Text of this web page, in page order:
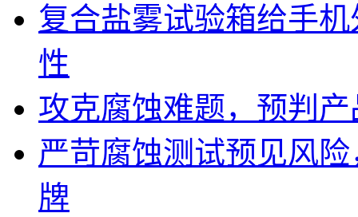
复合盐雾试验箱给手
性
攻克腐蚀难题，预判
严苛腐蚀测试预见风
牌